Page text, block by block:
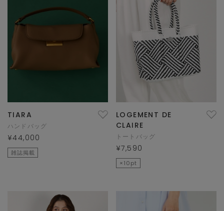
TIARA
ハンドバッグ
¥44,000
雑誌掲載
LOGEMENT DE
CLAIRE
トートバッグ
¥7,590
×10pt